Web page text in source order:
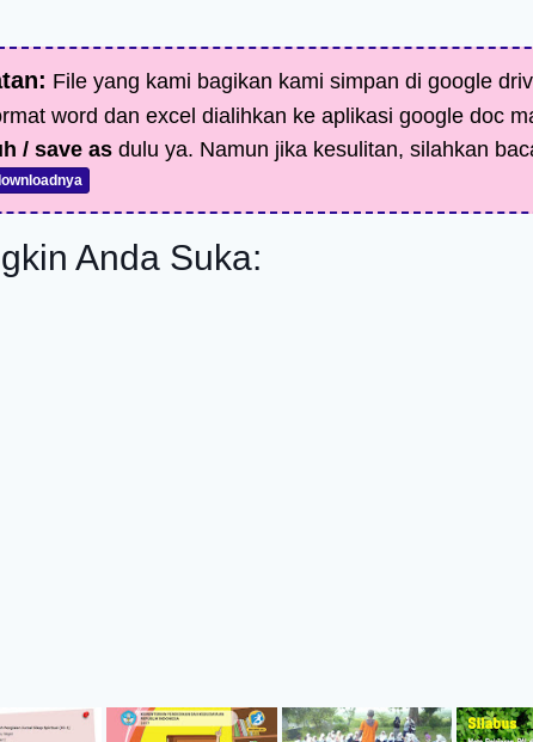
File yang kami bagikan kami simpan di google
word dan excel dialihkan ke aplikasi google doc
/ save as dulu ya. Namun jika kesulitan, silahkan
Anda Suka: